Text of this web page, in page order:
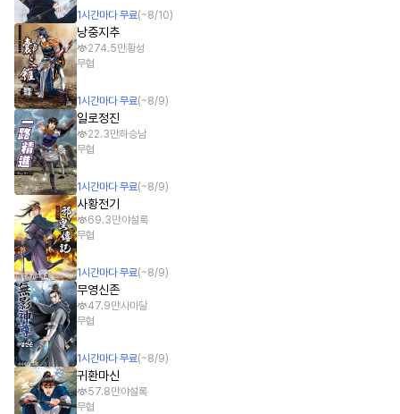
1시간마다 무료(~8/10)
낭중지추
274.5만황성
무협
1시간마다 무료(~8/9)
일로정진
22.3만하승남
무협
1시간마다 무료(~8/9)
사황전기
69.3만야설록
무협
1시간마다 무료(~8/9)
무영신존
47.9만사마달
무협
1시간마다 무료(~8/9)
귀환마신
57.8만야설록
무협